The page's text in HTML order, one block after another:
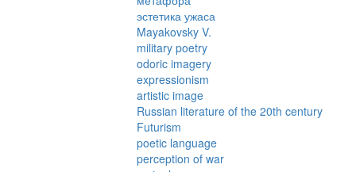
эстетика ужаса
Mayakovsky V.
military poetry
odoric imagery
expressionism
artistic image
Russian literature of the 20th century
Futurism
poetic language
perception of war